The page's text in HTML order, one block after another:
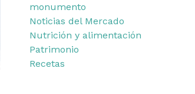
monumento
Noticias del Mercado
Nutrición y alimentación
Patrimonio
Recetas